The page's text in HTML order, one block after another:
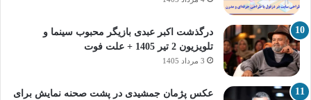
درگذشت اکبر عبدی بازیگر محبوب سینما و
تلویزیون 2 تیر 1405 + علت فوت
3 مرداد 1405
عکس پژمان جمشیدی در پشت صحنه نمایش برای